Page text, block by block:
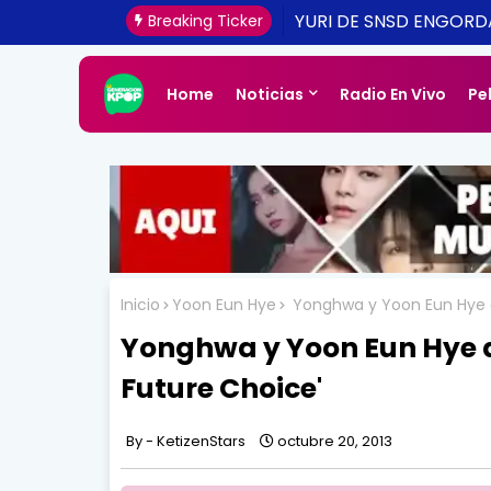
Breaking Ticker YURI DE SNSD
[CONFIRMADO Y
UNA REALIDAD ESTE
Home Noticias Radio En Vivo
Inicio Yoon Eun Hye Yonghwa y Yoon Eun
Yonghwa y Yoon Eun
Future Choice'
KetizenStars octubre 20, 2013